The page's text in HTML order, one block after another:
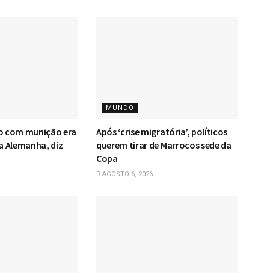
com munição era
Alemanha, diz
MUNDO
Após ‘crise migratória’, políticos
querem tirar de Marrocos sede da
Copa
AGOSTO 6, 2026